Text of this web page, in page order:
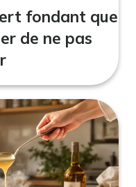
fondant que
de ne pas